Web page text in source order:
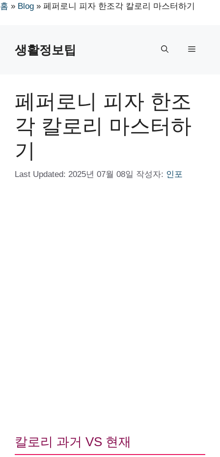
홈 » Blog » 페퍼로니 피자 한조각 칼로리 마스터하기
생활정보팁 메
페퍼로니 피자 한조
각 칼로리 마스터하
기
Last Updated: 2025년 07월 08일 작성자: 인포
칼로리 과거 VS 현재